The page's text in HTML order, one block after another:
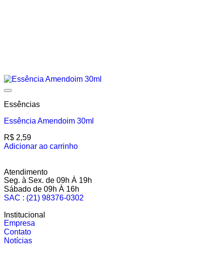
Essências
Essência Amendoim 30ml
R$ 2,59
Adicionar ao carrinho
Atendimento
Seg. à Sex. de 09h À 19h
Sábado de 09h À 16h
SAC : (21) 98376-0302
Institucional
Empresa
Contato
Notícias